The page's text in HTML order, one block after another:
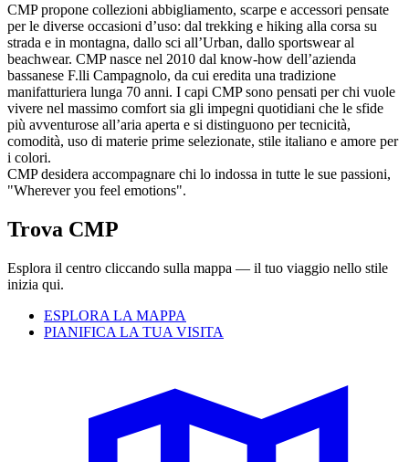
CMP propone collezioni abbigliamento, scarpe e accessori pensate
per le diverse occasioni d’uso: dal trekking e hiking alla corsa su
strada e in montagna, dallo sci all’Urban, dallo sportswear al
beachwear. CMP nasce nel 2010 dal know-how dell’azienda
bassanese F.lli Campagnolo, da cui eredita una tradizione
manifatturiera lunga 70 anni. I capi CMP sono pensati per chi vuole
vivere nel massimo comfort sia gli impegni quotidiani che le sfide
più avventurose all’aria aperta e si distinguono per tecnicità,
comodità, uso di materie prime selezionate, stile italiano e amore per
i colori.
CMP desidera accompagnare chi lo indossa in tutte le sue passioni,
"Wherever you feel emotions".
Trova CMP
Esplora il centro cliccando sulla mappa — il tuo viaggio nello stile
inizia qui.
ESPLORA LA MAPPA
PIANIFICA LA TUA VISITA